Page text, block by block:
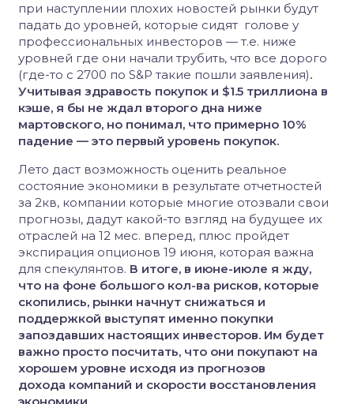
при наступлении плохих новостей рынки будут
падать до уровней, которые сидят голове у
профессиональных инвесторов — т.е. ниже
уровней где они начали трубить, что все дорого
(где-то с 2700 по S&P такие пошли заявления).
Учитывая здравость покупок и $1.5 триллиона в
кэше, я бы не ждал второго дна ниже
мартовского, но понимал, что примерно 10%
падение — это первый уровень покупок.
Лето даст возможность оценить реальное
состояние экономики в результате отчетностей
за 2кв, компании которые многие отозвали свои
прогнозы, дадут какой-то взгляд на будущее их
отраслей на 12 мес. вперед, плюс пройдет
экспирация опционов 19 июня, которая важна
для спекулянтов. В итоге, в июне-июле я жду,
что на фоне большого кол-ва рисков, которые
скопились, рынки начнут снижаться и
поддержкой выступят именно покупки
запоздавших настоящих инвесторов. Им будет
важно просто посчитать, что они покупают на
хорошем уровне исходя из прогнозов
дохода компаний и скорости восстановления